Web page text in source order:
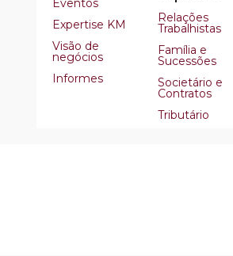
Expertise KM
Visão de
negócios
Informes
Relações
Trabalhistas
Família e
Sucessões
Societário e
Contratos
Tributário